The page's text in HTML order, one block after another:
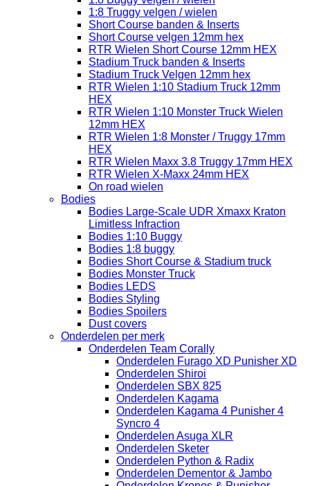
1:8 Truggy velgen / wielen
Short Course banden & Inserts
Short Course velgen 12mm hex
RTR Wielen Short Course 12mm HEX
Stadium Truck banden & Inserts
Stadium Truck Velgen 12mm hex
RTR Wielen 1:10 Stadium Truck 12mm
HEX
RTR Wielen 1:10 Monster Truck Wielen
12mm HEX
RTR Wielen 1:8 Monster / Truggy 17mm
HEX
RTR Wielen Maxx 3.8 Truggy 17mm HEX
RTR Wielen X-Maxx 24mm HEX
On road wielen
Bodies
Bodies Large-Scale UDR Xmaxx Kraton
Limitless Infraction
Bodies 1:10 Buggy
Bodies 1:8 buggy
Bodies Short Course & Stadium truck
Bodies Monster Truck
Bodies LEDS
Bodies Styling
Bodies Spoilers
Dust covers
Onderdelen per merk
Onderdelen Team Corally
Onderdelen Furago XD Punisher XD
Onderdelen Shiroi
Onderdelen SBX 825
Onderdelen Kagama
Onderdelen Kagama 4 Punisher 4
Syncro 4
Onderdelen Asuga XLR
Onderdelen Sketer
Onderdelen Python & Radix
Onderdelen Dementor & Jambo